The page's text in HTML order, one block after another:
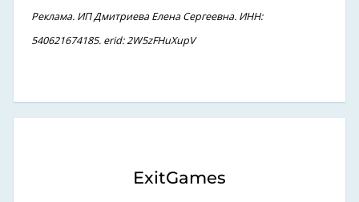
Реклама. ИП Дмитриева Елена Сергеевна. ИНН:
540621674185. erid: 2W5zFHuXupV
ExitGames